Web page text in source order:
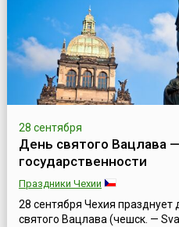
28 сентября
День святого Вацлава
государственности
Праздники Чехии
28 сентября Чехия празднует
святого Вацлава (чешск. —